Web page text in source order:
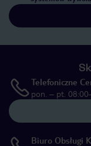
Telefoniczne
pon. – pt.
Biuro Obsługi